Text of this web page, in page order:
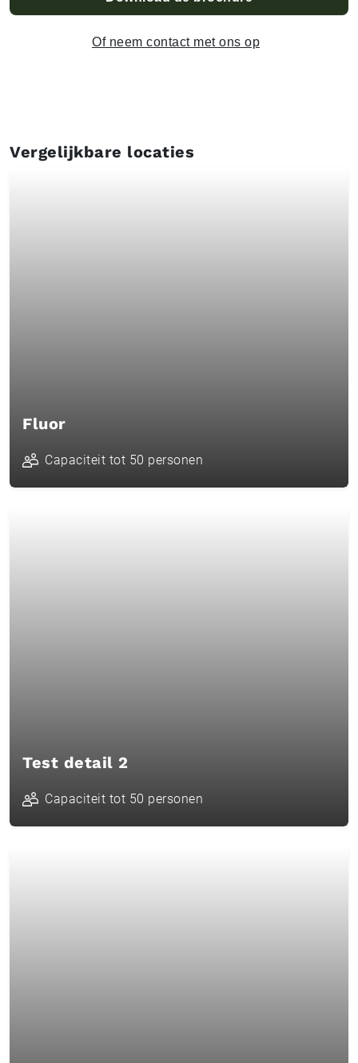
Of neem contact met ons op
Vergelijkbare locaties
Fluor
Capaciteit tot 50 personen
Test detail 2
Capaciteit tot 50 personen